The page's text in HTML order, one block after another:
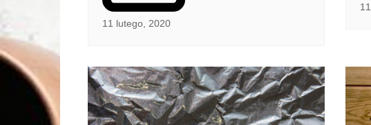
11 lutego, 2020